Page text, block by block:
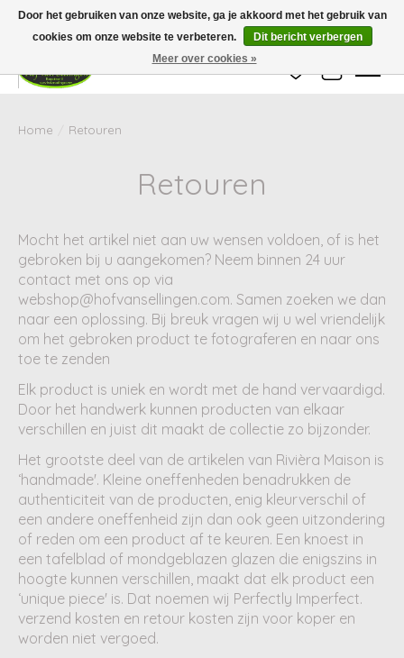
Wij zijn gesloten van 24 december tot en met 25 januari. Houd er rekening mee
dat de levertijd van uw bestelling in deze periode langer kan zijn dan
gebruikelijk.
Verlanglijst
Home Retouren
Retouren
Mocht het artikel niet aan uw wensen voldoen, of is het
gebroken bij u aangekomen? Neem binnen 24 uur
contact met ons op via
webshop@hofvansellingen.com. Samen zoeken we dan
naar een oplossing. Bij breuk vragen wij u wel vriendelijk
om het gebroken product te fotograferen en naar ons
toe te zenden
Elk product is uniek en wordt met de hand vervaardigd.
Door het handwerk kunnen producten van elkaar
verschillen en juist dit maakt de collectie zo bijzonder.
Het grootste deel van de artikelen van Rivièra Maison is
‘handmade'. Kleine oneffenheden benadrukken de
authenticiteit van de producten, enig kleurverschil of
een andere oneffenheid zijn dan ook geen uitzondering
of reden om een product af te keuren. Een knoest in
een tafelblad of mondgeblazen glazen die enigszins in
hoogte kunnen verschillen, maakt dat elk product een
‘unique piece' is. Dat noemen wij Perfectly Imperfect.
verzend kosten en retour kosten zijn voor koper en
worden niet vergoed.
Door het gebruiken van onze website, ga je akkoord met het gebruik van
cookies om onze website te verbeteren.
Dit bericht verbergen
Meer over cookies »